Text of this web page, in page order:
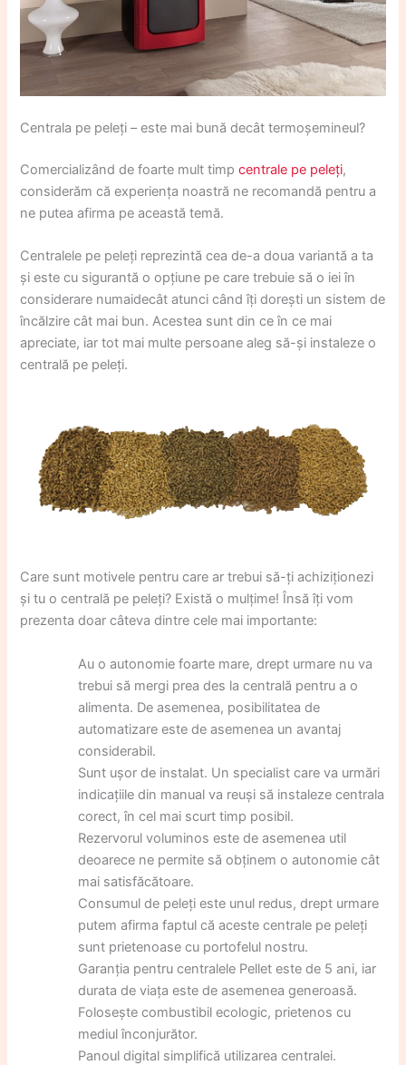
Centrala pe peleți – este mai bună decât termoșemineul?
Comercializând de foarte mult timpcentrale pe peleți,
considerăm că experiența noastră ne recomandă pentru a
ne putea afirma pe această temă.
Centralele pe peleți reprezintă cea de-a doua variantă a ta
și este cu sigurantă o opțiune pe care trebuie să o iei în
considerare numaidecât atunci când îți dorești un sistem de
încălzire cât mai bun. Acestea sunt din ce în ce mai
apreciate, iar tot mai multe persoane aleg să-și instaleze o
centrală pe peleți.
Care sunt motivele pentru care ar trebui să-ți achiziționezi
și tu o centrală pe peleți? Există o mulțime! Însă îți vom
prezenta doar câteva dintre cele mai importante:
Au o autonomie foarte mare, drept urmare nu va
trebui să mergi prea des la centrală pentru a o
alimenta. De asemenea, posibilitatea de
automatizare este de asemenea un avantaj
considerabil.
Sunt ușor de instalat. Un specialist care va urmări
indicațiile din manual va reuși să instaleze centrala
corect, în cel mai scurt timp posibil.
Rezervorul voluminos este de asemenea util
deoarece ne permite să obținem o autonomie cât
mai satisfăcătoare.
Consumul de peleți este unul redus, drept urmare
putem afirma faptul că aceste centrale pe peleți
sunt prietenoase cu portofelul nostru.
Garanția pentru centralele Pellet este de 5 ani, iar
durata de viața este de asemenea generoasă.
Folosește combustibil ecologic, prietenos cu
mediul înconjurător.
Panoul digital simplifică utilizarea centralei.